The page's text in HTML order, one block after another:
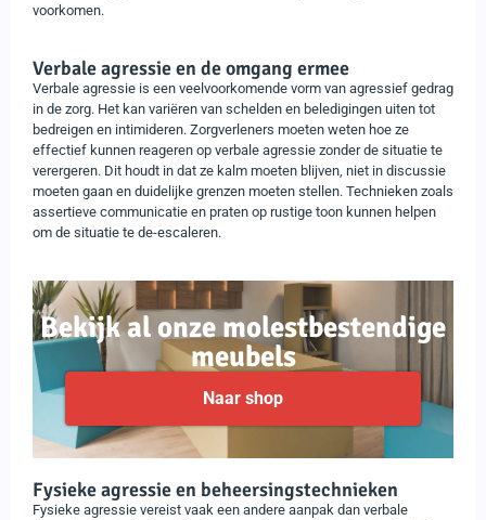
voorkomen.
Verbale agressie en de omgang ermee
Verbale agressie is een veelvoorkomende vorm van agressief gedrag
in de zorg. Het kan variëren van schelden en beledigingen uiten tot
bedreigen en intimideren. Zorgverleners moeten weten hoe ze
effectief kunnen reageren op verbale agressie zonder de situatie te
verergeren. Dit houdt in dat ze kalm moeten blijven, niet in discussie
moeten gaan en duidelijke grenzen moeten stellen. Technieken zoals
assertieve communicatie en praten op rustige toon kunnen helpen
om de situatie te de-escaleren.
Bekijk al onze molestbestendige
meubels
Naar shop
Fysieke agressie en beheersingstechnieken
Fysieke agressie vereist vaak een andere aanpak dan verbale